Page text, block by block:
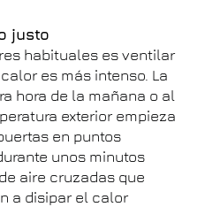
justo
habituales es ventilar
es más intenso. La
hora de la mañana o al
exterior empieza
en puntos
unos minutos
aire cruzadas que
a disipar el calor